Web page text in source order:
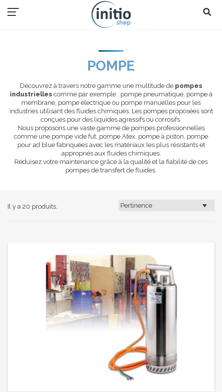
POMPE
Découvrez à travers notre gamme une multitude de pompes
industriellescomme par exemple : pompe pneumatique, pompe à
membrane, pompe électrique ou pompe manuelles pour les
industries utilisant des fluides chimiques. Les pompes proposées sont
conçues pour des liquides agressifs ou corrosifs.
Nous proposons une vaste gamme de pompes professionnelles
comme une pompe vide fut, pompe Atex, pompe à piston, pompe
pour ad blue fabriquées avec les matériaux les plus résistants et
appropriés aux fluides chimiques.
Réduisez votre maintenance grâce à la qualité et la fiabilité de ces
pompes de transfert de fluides.
Il y a 20 produits.